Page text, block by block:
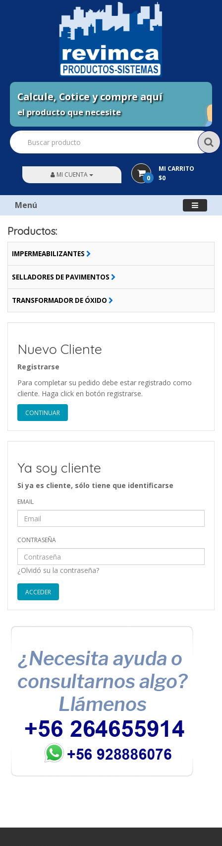
Calcule, Cotice y compre aquí
el producto que necesite
MI CUENTA
MI CARRITO
0 $0
Menú
Productos:
IMPERMEABILIZANTES
SELLADORES DE PAVIMENTOS
TRANSFORMADOR DE ÓXIDO
Nuevo Cliente
Registrarse
Para completar su pedido debe estar registrado como
cliente. Haga click en botón registrarse.
CONTINUAR
Ya soy cliente
Si ya es cliente, sólo tiene que identificarse
EMAIL
CONTRASEÑA
¿Olvidó su la contraseña?